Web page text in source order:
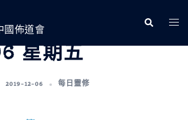
國佈道會
星期五
2019-12-06 每日靈修